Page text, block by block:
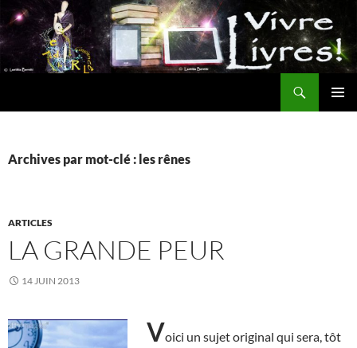
Aller
au
contenu
Archives par mot-clé : les rênes
ARTICLES
LA GRANDE PEUR
14 JUIN 2013
Voici un sujet original qui sera, tôt